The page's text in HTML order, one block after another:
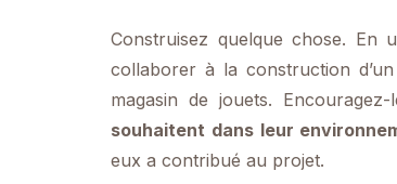
Construisez quelque chose. En
collaborer à la construction d’un
magasin de jouets. Encouragez-
souhaitent dans leur
eux a contribué au projet.